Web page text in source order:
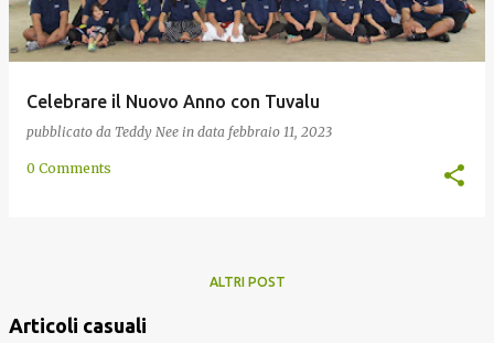
Celebrare il Nuovo Anno con Tuvalu
pubblicato da Teddy Nee in data febbraio 11, 2023
0 Comments
ALTRI POST
Articoli casuali